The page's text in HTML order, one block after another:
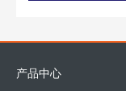
产品中心